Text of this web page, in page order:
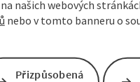
Vytisknout příspěvek
našich webových
nebo v tomto banneru o
Přizpůsobená